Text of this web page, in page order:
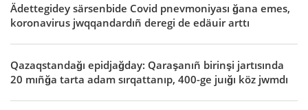
Ädettegidey särsenbide Covid pnevmoniyası ğana emes,
koronavirus jwqqandardıñ deregi de edäuir arttı
Qazaqstandağı epidjağday: Qaraşanıñ birinşi jartısında
20 mıñğa tarta adam sırqattanıp, 400-ge juığı köz jwmdı